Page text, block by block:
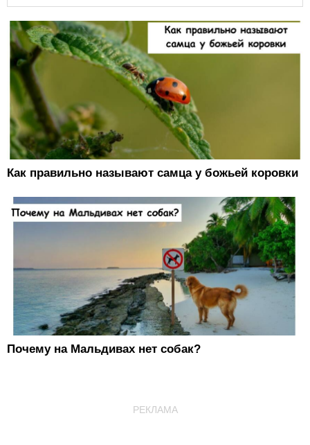
Как правильно называют самца у божьей коровки
Почему на Мальдивах нет собак?
РЕКЛАМА